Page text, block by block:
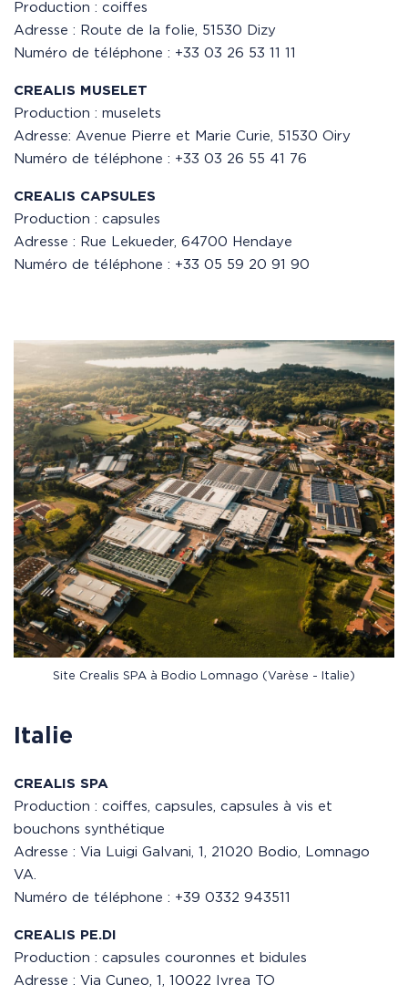
Production : coiffes
Adresse : Route de la folie, 51530 Dizy
Numéro de téléphone : +33 03 26 53 11 11
CREALIS MUSELET
Production : muselets
Adresse: Avenue Pierre et Marie Curie, 51530 Oiry
Numéro de téléphone : +33 03 26 55 41 76
CREALIS CAPSULES
Production : capsules
Adresse : Rue Lekueder, 64700 Hendaye
Numéro de téléphone : +33 05 59 20 91 90
Site Crealis SPA à Bodio Lomnago (Varèse - Italie)
Italie
CREALIS SPA
Production : coiffes, capsules, capsules à vis et
bouchons synthétique
Adresse : Via Luigi Galvani, 1, 21020 Bodio, Lomnago
VA.
Numéro de téléphone : +39 0332 943511
CREALIS PE.DI
Production : capsules couronnes et bidules
Adresse : Via Cuneo, 1, 10022 Ivrea TO